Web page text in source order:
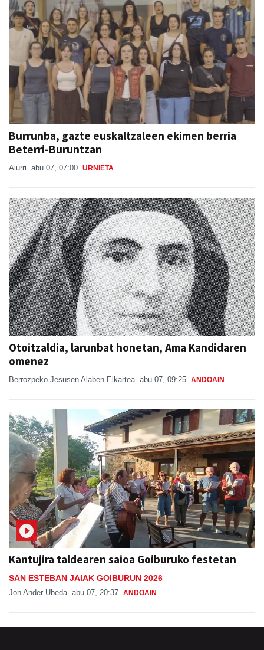
Burrunba, gazte euskaltzaleen ekimen berria
Beterri-Buruntzan
Aiurri abu 07, 07:00 URNIETA
Otoitzaldia, larunbat honetan, Ama Kandidaren
omenez
Berrozpeko Jesusen Alaben Elkartea abu 07, 09:25 ANDOAIN
Kantujira taldearen saioa Goiburuko festetan
SAN ESTEBAN JAIAK GOIBURUN 2026
Jon Ander Ubeda abu 07, 20:37 ANDOAIN